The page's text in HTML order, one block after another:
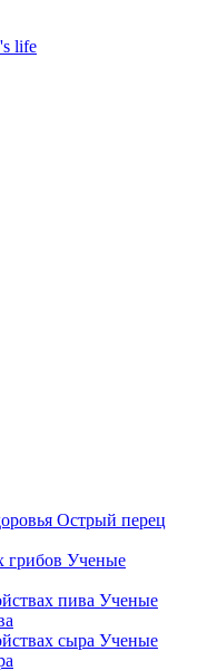
Острый перец
Ученые
Ученые
Ученые